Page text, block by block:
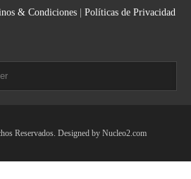
& Condiciones| Políticas de Privacidad
Reservados. Designed by Nucleo2.com